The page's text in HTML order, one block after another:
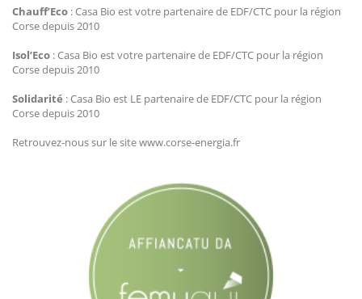
Chauff’Eco : Casa Bio est votre partenaire de EDF/CTC pour la région
Corse depuis 2010
Isol’Eco : Casa Bio est votre partenaire de EDF/CTC pour la région
Corse depuis 2010
Solidarité : Casa Bio est LE partenaire de EDF/CTC pour la région
Corse depuis 2010
Retrouvez-nous sur le site www.corse-energia.fr